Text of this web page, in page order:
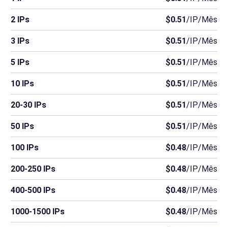
2 IPs $0.51/IP/Mês
3 IPs $0.51/IP/Mês
5 IPs $0.51/IP/Mês
10 IPs $0.51/IP/Mês
20-30 IPs $0.51/IP/Mês
50 IPs $0.51/IP/Mês
100 IPs $0.48/IP/Mês
200-250 IPs $0.48/IP/Mês
400-500 IPs $0.48/IP/Mês
1000-1500 IPs $0.48/IP/Mês